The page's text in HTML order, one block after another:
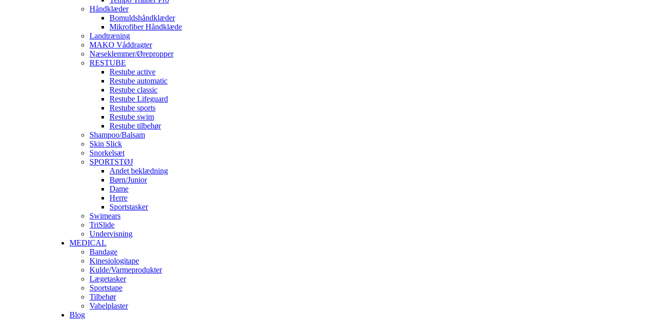
Håndklæder
Bomuldshåndklæder
Mikrofiber Håndklæde
Landtræning
MAKO Våddragter
Næseklemmer/Ørepropper
RESTUBE
Restube active
Restube automatic
Restube classic
Restube Lifeguard
Restube sports
Restube swim
Restube tilbehør
Shampoo/Balsam
Skin Slick
Snorkelsæt
SPORTSTØJ
Andet beklædning
Børn/Junior
Dame
Herre
Sportstasker
Swimears
TriSlide
Undervisning
MEDICAL
Bandage
Kinesiologitape
Kulde/Varmeprodukter
Lægetasker
Sportstape
Tilbehør
Vabelplaster
Blog